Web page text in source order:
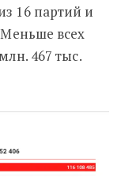
16 партий и
всех
467 тыс.